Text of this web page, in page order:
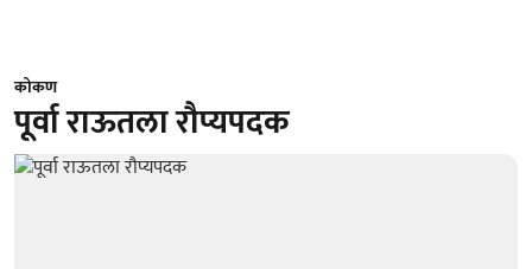
कोकण
पूर्वा राऊतला रौप्यपदक